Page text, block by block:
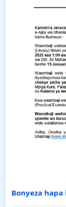
Bonyeza